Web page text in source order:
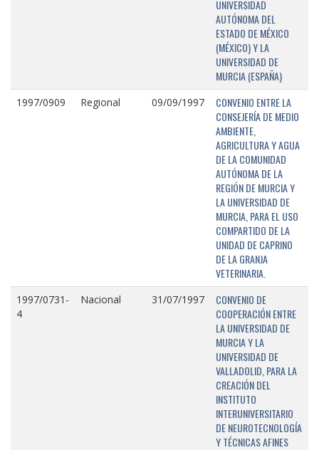
UNIVERSIDAD
AUTÓNOMA DEL
ESTADO DE MÉXICO
(MÉXICO) Y LA
UNIVERSIDAD DE
MURCIA (ESPAÑA)
1997/0909 Regional 09/09/1997
CONVENIO ENTRE LA
CONSEJERÍA DE MEDIO
AMBIENTE,
AGRICULTURA Y AGUA
DE LA COMUNIDAD
AUTÓNOMA DE LA
REGIÓN DE MURCIA Y
LA UNIVERSIDAD DE
MURCIA, PARA EL USO
COMPARTIDO DE LA
UNIDAD DE CAPRINO
DE LA GRANJA
VETERINARIA.
1997/0731-
4
Nacional 31/07/1997
CONVENIO DE
COOPERACIÓN ENTRE
LA UNIVERSIDAD DE
MURCIA Y LA
UNIVERSIDAD DE
VALLADOLID, PARA LA
CREACIÓN DEL
INSTITUTO
INTERUNIVERSITARIO
DE NEUROTECNOLOGÍA
Y TÉCNICAS AFINES